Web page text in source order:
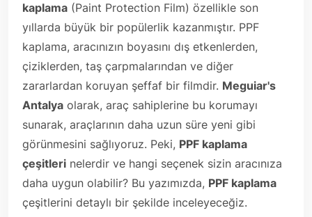
kaplama (Paint Protection Film) özellikle son
yıllarda büyük bir popülerlik kazanmıştır. PPF
kaplama, aracınızın boyasını dış etkenlerden,
çiziklerden, taş çarpmalarından ve diğer
zararlardan koruyan şeffaf bir filmdir. Meguiar's
Antalya olarak, araç sahiplerine bu korumayı
sunarak, araçlarının daha uzun süre yeni gibi
görünmesini sağlıyoruz. Peki, PPF kaplama
çeşitleri nelerdir ve hangi seçenek sizin aracınıza
daha uygun olabilir? Bu yazımızda, PPF kaplama
çeşitlerini detaylı bir şekilde inceleyeceğiz.